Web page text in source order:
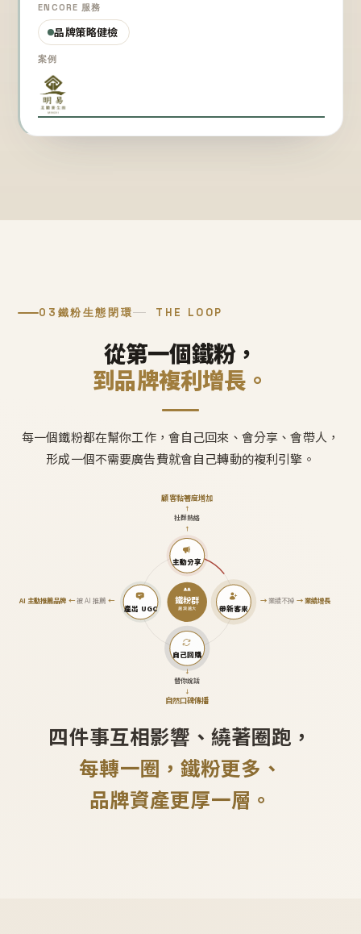
ENCORE 服務
品牌策略健檢
案例
03 鐵粉生態閉環 THE LOOP
從第一個鐵粉，
到品牌複利增長。
每一個鐵粉都在幫你工作，會自己回來、會分享、會帶人，
形成一個不需要廣告費就會自己轉動的複利引擎。
鐵粉群
越滾越大
主動分享
↑
社群熱絡
↑
顧客黏著度增加
帶新客來
→業績不掉 →業績增長
自己回購
↓
替你說話
↓
自然口碑傳播
產出 UGC
AI 主動推薦品牌←被 AI 推薦 ←
四件事互相影響、繞著圈跑，
每轉一圈，鐵粉更多、
品牌資產更厚一層。